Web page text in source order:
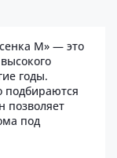
М» — это
годы.
подбираются
позволяет
под